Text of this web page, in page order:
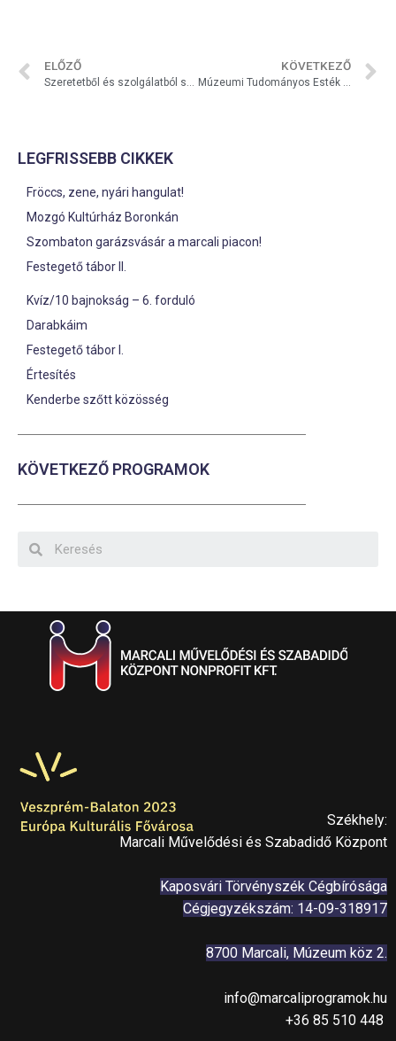
ELŐZŐ
Szeretetből és szolgálatból színház
KÖVETKEZŐ
Múzeumi Tudományos Esték III.
LEGFRISSEBB CIKKEK
Fröccs, zene, nyári hangulat!
Mozgó Kultúrház Boronkán
Szombaton garázsvásár a marcali piacon!
Festegető tábor II.
Kvíz/10 bajnokság – 6. forduló
Darabkáim
Festegető tábor I.
Értesítés
Kenderbe szőtt közösség
KÖVETKEZŐ PROGRAMOK
Székhely:
Marcali Művelődési és Szabadidő Központ
Kaposvári Törvényszék Cégbírósága
Cégjegyzékszám: 14-09-318917
8700 Marcali, Múzeum köz 2.
info@marcaliprogramok.hu
+36 85 510 448